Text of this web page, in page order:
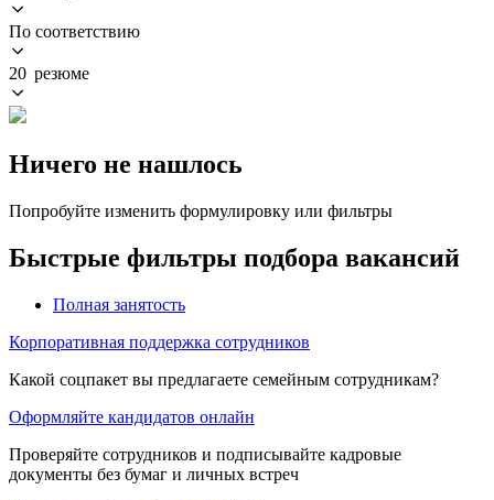
По соответствию
20 резюме
Ничего не нашлось
Попробуйте изменить формулировку или фильтры
Быстрые фильтры подбора вакансий
Полная занятость
Корпоративная поддержка сотрудников
Какой соцпакет вы предлагаете семейным сотрудникам?
Оформляйте кандидатов онлайн
Проверяйте сотрудников и подписывайте кадровые
документы без бумаг и личных встреч